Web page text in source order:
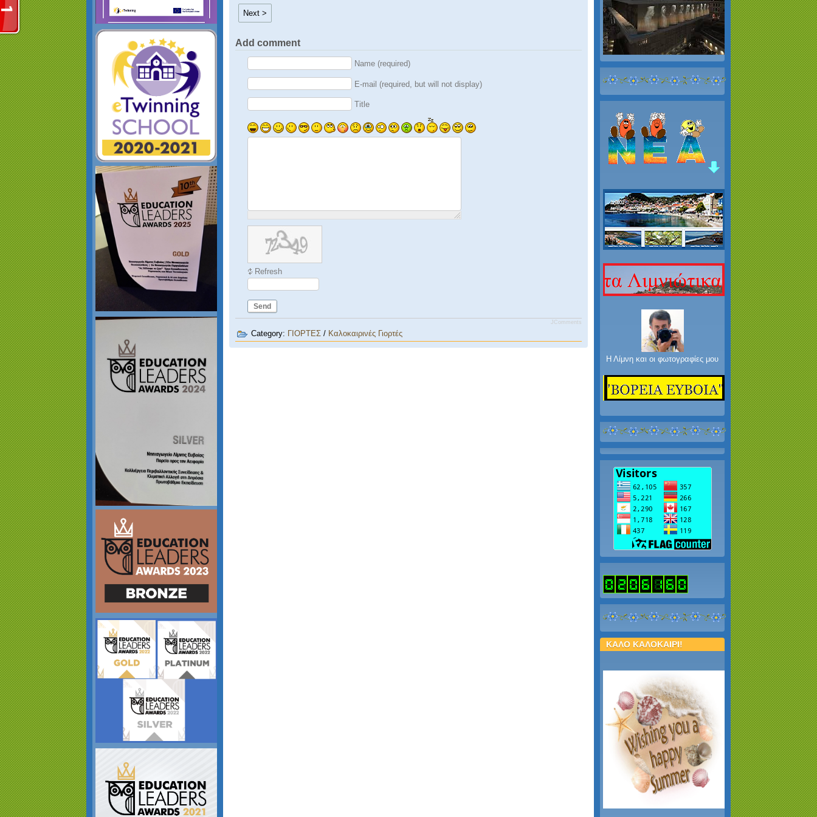
Next >
Add comment
Name (required)
E-mail (required, but will not display)
Title
Refresh
Send
JComments
Category: ΓΙΟΡΤΕΣ / Καλοκαιρινές Γιορτές
Η Λίμνη και οι φωτογραφίες μου
ΚΑΛΟ ΚΑΛΟΚΑΙΡΙ!